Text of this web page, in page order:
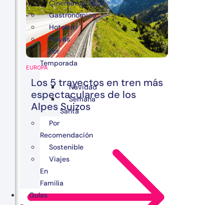
EUROPA
Los 5 trayectos en tren más
espectaculares de los
Alpes Suizos
Cinematográfico
Gastronómico
Hotelero
Playas
Por
Temporada
Navidad
Semana
Santa
Por
Recomendación
Sostenible
Viajes
En
Familia
Guías